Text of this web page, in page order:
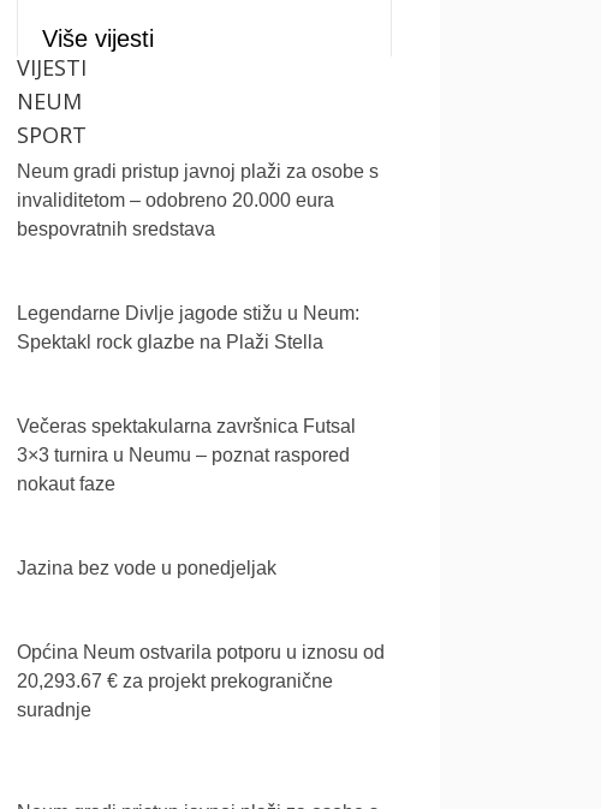
Više vijesti
VIJESTI
NEUM
SPORT
Neum gradi pristup javnoj plaži za osobe s
invaliditetom – odobreno 20.000 eura
bespovratnih sredstava
Legendarne Divlje jagode stižu u Neum:
Spektakl rock glazbe na Plaži Stella
Večeras spektakularna završnica Futsal
3×3 turnira u Neumu – poznat raspored
nokaut faze
Jazina bez vode u ponedjeljak
Općina Neum ostvarila potporu u iznosu od
20,293.67 € za projekt prekogranične
suradnje